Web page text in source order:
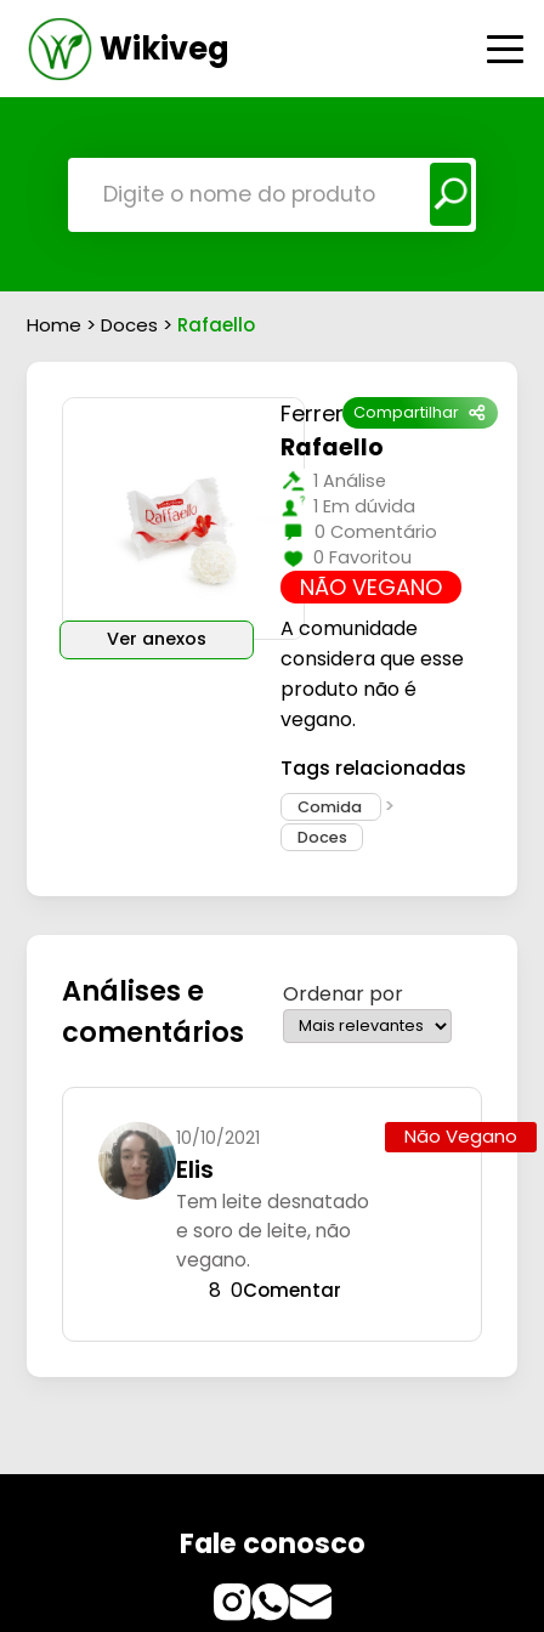
Wikiveg
Home >Doces > Rafaello
Compartilhar
Ver anexos
Ferrero
Rafaello
1 Análise
1 Em dúvida
0 Comentário
0 Favoritou
NÃO VEGANO
A comunidade
considera que esse
produto não é
vegano.
Tags relacionadas
Comida
Doces
Análises e
comentários
Ordenar por
10/10/2021
Elis
Tem leite desnatado
e soro de leite, não
vegano.
Não Vegano
8 0Comentar
Fale conosco